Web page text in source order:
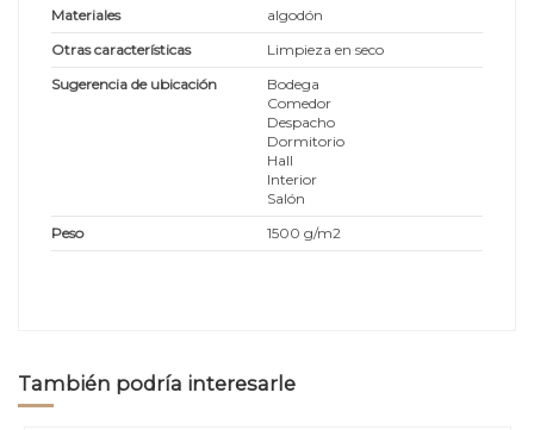
Materiales
algodón
Otras características
Limpieza en seco
Sugerencia de ubicación
Bodega
Comedor
Despacho
Dormitorio
Hall
Interior
Salón
Peso
1500 g/m2
También podría interesarle